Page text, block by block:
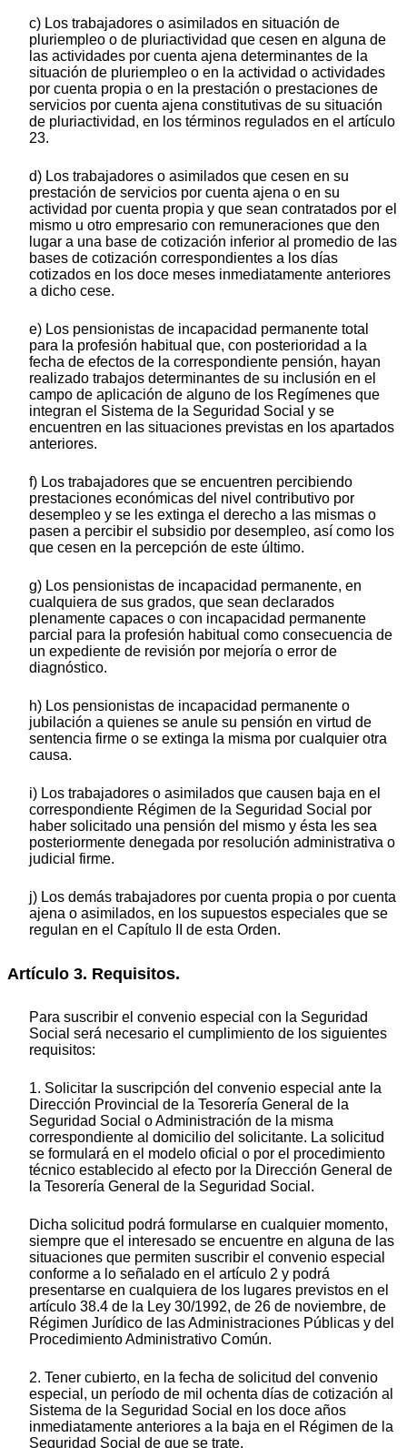
c) Los trabajadores o asimilados en situación de
pluriempleo o de pluriactividad que cesen en alguna de
las actividades por cuenta ajena determinantes de la
situación de pluriempleo o en la actividad o actividades
por cuenta propia o en la prestación o prestaciones de
servicios por cuenta ajena constitutivas de su situación
de pluriactividad, en los términos regulados en el artículo
23.
d) Los trabajadores o asimilados que cesen en su
prestación de servicios por cuenta ajena o en su
actividad por cuenta propia y que sean contratados por el
mismo u otro empresario con remuneraciones que den
lugar a una base de cotización inferior al promedio de las
bases de cotización correspondientes a los días
cotizados en los doce meses inmediatamente anteriores
a dicho cese.
e) Los pensionistas de incapacidad permanente total
para la profesión habitual que, con posterioridad a la
fecha de efectos de la correspondiente pensión, hayan
realizado trabajos determinantes de su inclusión en el
campo de aplicación de alguno de los Regímenes que
integran el Sistema de la Seguridad Social y se
encuentren en las situaciones previstas en los apartados
anteriores.
f) Los trabajadores que se encuentren percibiendo
prestaciones económicas del nivel contributivo por
desempleo y se les extinga el derecho a las mismas o
pasen a percibir el subsidio por desempleo, así como los
que cesen en la percepción de este último.
g) Los pensionistas de incapacidad permanente, en
cualquiera de sus grados, que sean declarados
plenamente capaces o con incapacidad permanente
parcial para la profesión habitual como consecuencia de
un expediente de revisión por mejoría o error de
diagnóstico.
h) Los pensionistas de incapacidad permanente o
jubilación a quienes se anule su pensión en virtud de
sentencia firme o se extinga la misma por cualquier otra
causa.
i) Los trabajadores o asimilados que causen baja en el
correspondiente Régimen de la Seguridad Social por
haber solicitado una pensión del mismo y ésta les sea
posteriormente denegada por resolución administrativa o
judicial firme.
j) Los demás trabajadores por cuenta propia o por cuenta
ajena o asimilados, en los supuestos especiales que se
regulan en el Capítulo II de esta Orden.
Artículo 3. Requisitos.
Para suscribir el convenio especial con la Seguridad
Social será necesario el cumplimiento de los siguientes
requisitos:
1. Solicitar la suscripción del convenio especial ante la
Dirección Provincial de la Tesorería General de la
Seguridad Social o Administración de la misma
correspondiente al domicilio del solicitante. La solicitud
se formulará en el modelo oficial o por el procedimiento
técnico establecido al efecto por la Dirección General de
la Tesorería General de la Seguridad Social.
Dicha solicitud podrá formularse en cualquier momento,
siempre que el interesado se encuentre en alguna de las
situaciones que permiten suscribir el convenio especial
conforme a lo señalado en el artículo 2 y podrá
presentarse en cualquiera de los lugares previstos en el
artículo 38.4 de la Ley 30/1992, de 26 de noviembre, de
Régimen Jurídico de las Administraciones Públicas y del
Procedimiento Administrativo Común.
2. Tener cubierto, en la fecha de solicitud del convenio
especial, un período de mil ochenta días de cotización al
Sistema de la Seguridad Social en los doce años
inmediatamente anteriores a la baja en el Régimen de la
Seguridad Social de que se trate.